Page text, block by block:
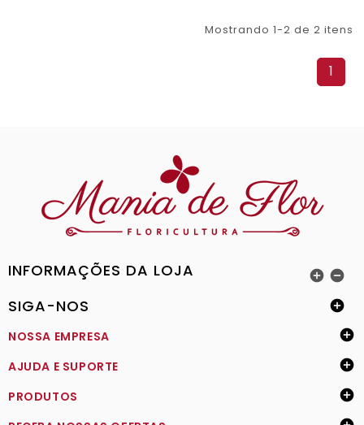
Mostrando 1-2 de 2 itens
1
INFORMAÇÕES DA LOJA  
SIGA-NOS

NOSSA EMPRESA

AJUDA E SUPORTE

PRODUTOS
